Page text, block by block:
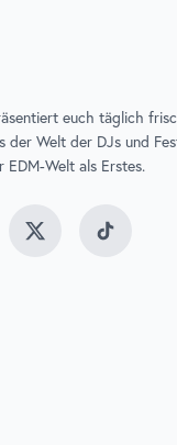
euch täglich
der Welt der DJs und
EDM-Welt als Erstes.
Twitter TikTok